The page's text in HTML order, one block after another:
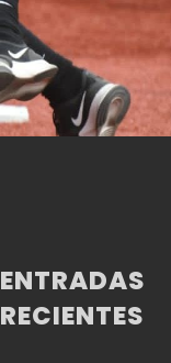
ENTRADAS
RECIENTES